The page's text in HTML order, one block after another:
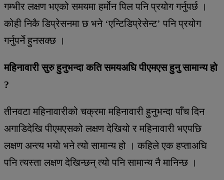
गम्भीर लक्षण भएको समयमा हर्मोन पिल पनि प्रयोग गर्नुपर्छ ।
कोही निकै डिप्रेसनमा छ भने ‘एन्टिडिप्रेसेन्ट’ पनि प्रयोग
गर्नुपर्ने हुनसक्छ ।
महिनावारी सुरु हुनुभन्दा कति समयअघि पीएमएस हुनु सामान्य हो
?
तीनवटा महिनावारीको चक्रमा महिनावारी हुनुभन्दा पाँच दिन
अगाडिदेखि पीएमएसको लक्षण देखियो र महिनावारी भएपछि
लक्षण अन्त्य भयो भने त्यो सामान्य हो । कहिले एक हप्ताअघि
पनि त्यस्ता लक्षण देखिन्छन् त्यो पनि सामान्य नै मानिन्छ ।